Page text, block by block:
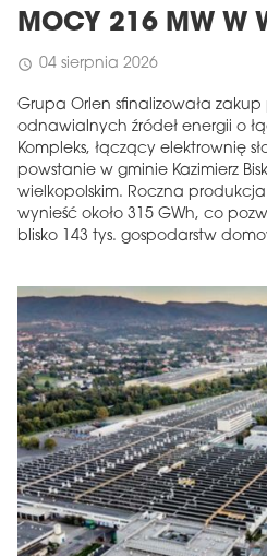
MOCY 216 MW W
schedule 04 sierpnia 2026
Grupa Orlen sfinalizowała
odnawialnych źródeł energii o
Kompleks, łączący elektrownię
powstanie w gminie Kazimierz
wielkopolskim. Roczna
wynieść około 315 GWh, co
blisko 143 tys. gospodarstw